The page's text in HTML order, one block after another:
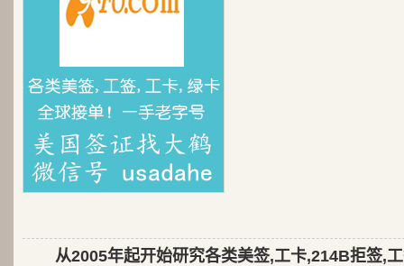
从2005年起开始研究各类美签,工卡,214B拒签,